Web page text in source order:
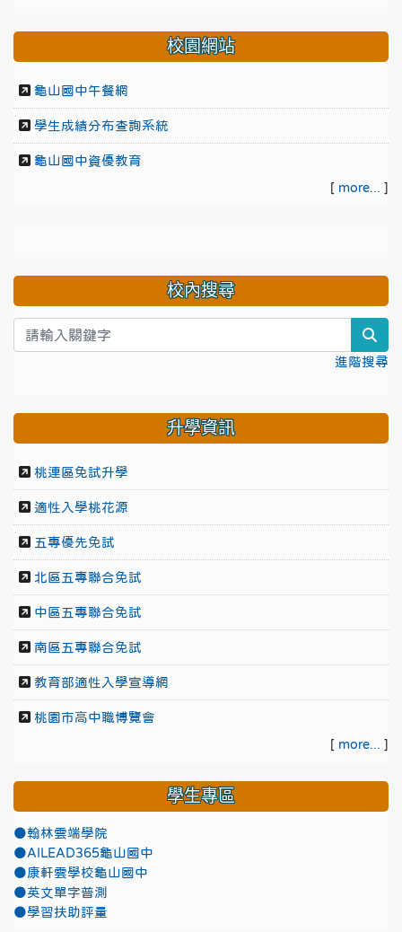
校園網站
龜山國中午餐網
學生成績分布查詢系統
龜山國中資優教育
[ more... ]
校內搜尋
進階搜尋
升學資訊
桃連區免試升學
適性入學桃花源
五專優先免試
北區五專聯合免試
中區五專聯合免試
南區五專聯合免試
教育部適性入學宣導網
桃園市高中職博覽會
[ more... ]
學生專區
●翰林雲端學院
●AILEAD365龜山國中
●康軒雲學校龜山國中
●英文單字普測
●學習扶助評量